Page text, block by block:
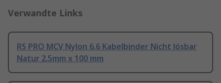
Verwandte Links
RS PRO MCV Nylon 6.6 Kabelbinder Nicht lösbar
Natur 2.5mm x 100 mm